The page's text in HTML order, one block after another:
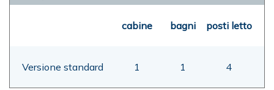
cabine bagni posti letto
Versione standard 1 1 4